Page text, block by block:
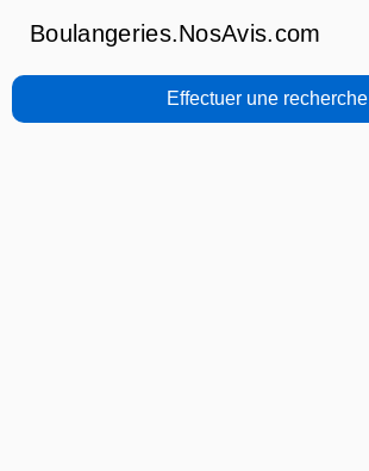
Boulangeries.NosAvis.com
Effectuer une recherche